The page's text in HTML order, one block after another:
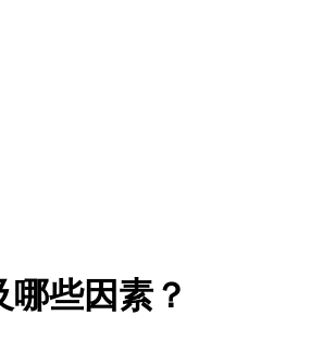
些因素？